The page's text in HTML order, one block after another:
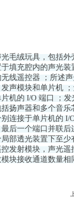
毛绒玩具，包括外
填充腔内的声光
线遥控器 ；所述
声模块和单片机
机的 I/O 端口 ；
扬声器和多个音
连接于单片机的 I/
后一个端口并联
部透光装置下至
发射模块，声光
块接收通道数量